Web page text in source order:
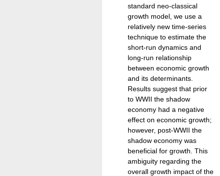
standard neo-classical
growth model, we use a
relatively new time-series
technique to estimate the
short-run dynamics and
long-run relationship
between economic growth
and its determinants.
Results suggest that prior
to WWII the shadow
economy had a negative
effect on economic growth;
however, post-WWII the
shadow economy was
beneficial for growth. This
ambiguity regarding the
overall growth impact of the